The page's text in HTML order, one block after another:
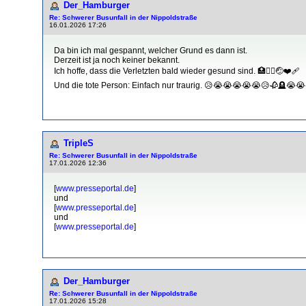
Der_Hamburger
Re: Schwerer Busunfall in der Nippoldstraße
16.01.2026 17:26
Da bin ich mal gespannt, welcher Grund es dann ist.
Derzeit ist ja noch keiner bekannt.
Ich hoffe, dass die Verletzten bald wieder gesund sind. 🏥🧑‍⚕️🤕❤️‍🩹
Und die tote Person: Einfach nur traurig.
TripleS
Re: Schwerer Busunfall in der Nippoldstraße
17.01.2026 12:36
[www.presseportal.de]
und
[www.presseportal.de]
und
[www.presseportal.de]
Der_Hamburger
Re: Schwerer Busunfall in der Nippoldstraße
17.01.2026 15:28